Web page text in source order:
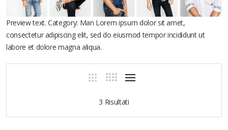
Preview text. Category: Man Lorem ipsum dolor sit amet,
consectetur adipiscing elit, sed do eiusmod tempor incididunt ut
labore et dolore magna aliqua.
3 Risultati